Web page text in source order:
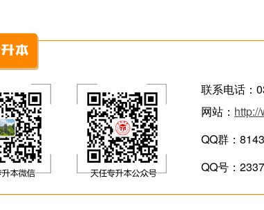
联系电话：
网站：
QQ群：
QQ号：